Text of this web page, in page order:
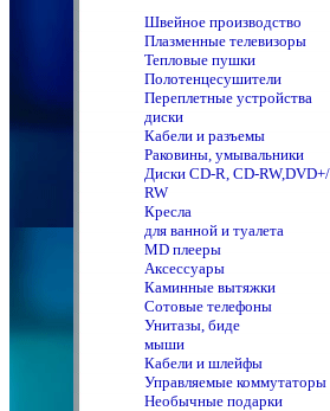
Швейное производство
Плазменные телевизоры
Тепловые пушки
Полотенцeсушители
Переплетные устройства
диски
Кабели и разъемы
Раковины, умывальники
Диски CD-R, CD-
RW
Кресла
для ванной и туалета
MD плееры
Аксессуары
Каминные вытяжки
Сотовые телефоны
Унитазы, биде
мыши
Кабели и шлейфы
Управляемые коммутаторы
Необычные подарки